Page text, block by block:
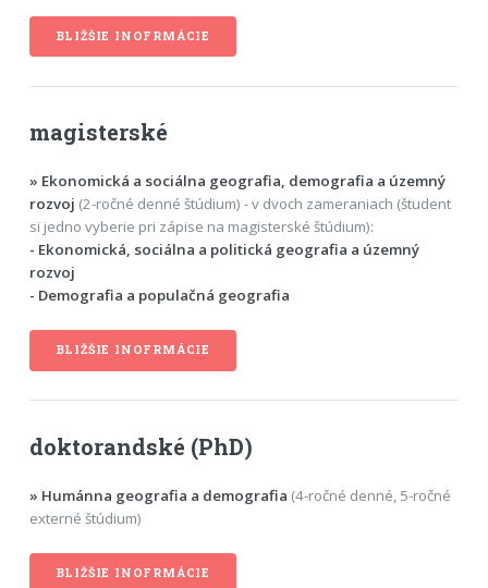
BLIŽŠIE INOFRMÁCIE
magisterské
» Ekonomická a sociálna geografia, demografia a územný
rozvoj (2-ročné denné štúdium) - v dvoch zameraniach (študent
si jedno vyberie pri zápise na magisterské štúdium):
- Ekonomická, sociálna a politická geografia a územný
rozvoj
- Demografia a populačná geografia
BLIŽŠIE INOFRMÁCIE
doktorandské (PhD)
» Humánna geografia a demografia (4-ročné denné, 5-ročné
externé štúdium)
BLIŽŠIE INOFRMÁCIE